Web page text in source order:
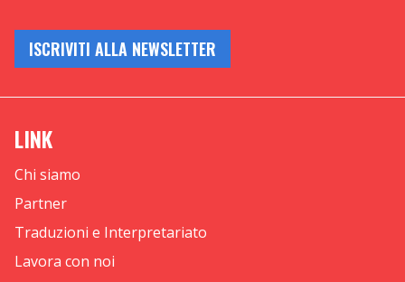
ISCRIVITI ALLA NEWSLETTER
LINK
Chi siamo
Partner
Traduzioni e Interpretariato
Lavora con noi